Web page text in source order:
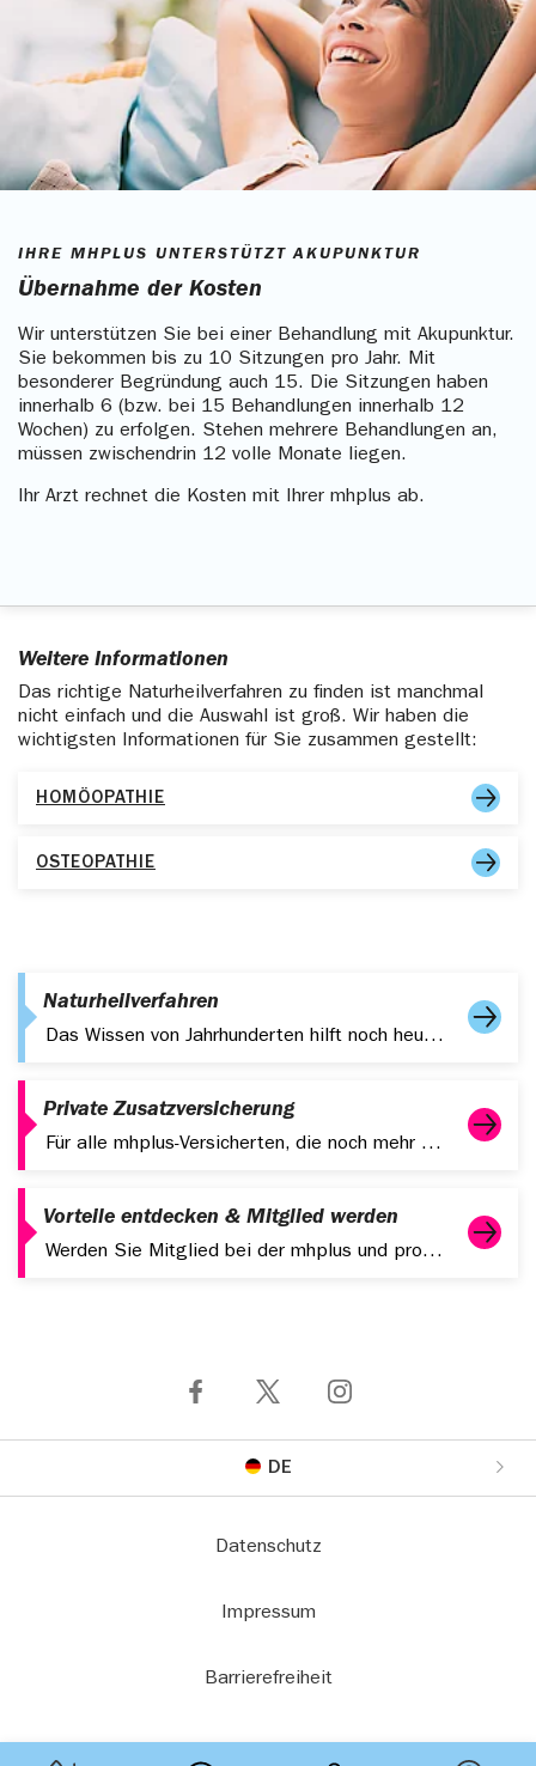
IHRE MHPLUS UNTERSTÜTZT AKUPUNKTUR
Übernahme der Kosten
Wir unterstützen Sie bei einer Behandlung mit Akupunktur.
Sie bekommen bis zu 10 Sitzungen pro Jahr. Mit
besonderer Begründung auch 15. Die Sitzungen haben
innerhalb 6 (bzw. bei 15 Behandlungen innerhalb 12
Wochen) zu erfolgen. Stehen mehrere Behandlungen an,
müssen zwischendrin 12 volle Monate liegen.
Ihr Arzt rechnet die Kosten mit Ihrer mhplus ab.
Weitere Informationen
Das richtige Naturheilverfahren zu finden ist manchmal
nicht einfach und die Auswahl ist groß. Wir haben die
wichtigsten Informationen für Sie zusammen gestellt:
HOMÖOPATHIE
OSTEOPATHIE
Naturheilverfahren
Das Wissen von Jahrhunderten hilft noch heute so wie früher.
Private Zusatzversicherung
Für alle mhplus-Versicherten, die noch mehr wollen, gibt es die ausgezeichnete Zusatzversicherung unseres Partners, der SDK. Sichern Sie sich Ihren Beitragsvorteil.
Vorteile entdecken & Mitglied werden
Werden Sie Mitglied bei der mhplus und profitieren Sie von starken Leistungen, digitalen Services und attraktiven Zusatzangeboten.
DE
Datenschutz
Impressum
Barrierefreiheit